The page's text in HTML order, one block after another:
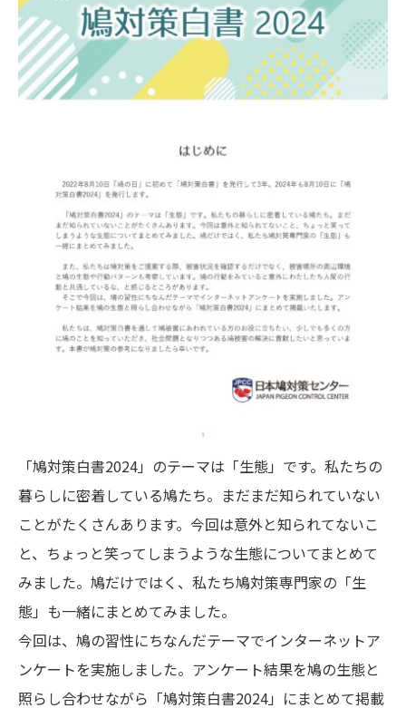
「鳩対策白書2024」のテーマは「生態」です。私たちの
暮らしに密着している鳩たち。まだまだ知られていない
ことがたくさんあります。今回は意外と知られてないこ
と、ちょっと笑ってしまうような生態についてまとめて
みました。鳩だけではく、私たち鳩対策専門家の「生
態」も一緒にまとめてみました。
今回は、鳩の習性にちなんだテーマでインターネットア
ンケートを実施しました。アンケート結果を鳩の生態と
照らし合わせながら「鳩対策白書2024」にまとめて掲載